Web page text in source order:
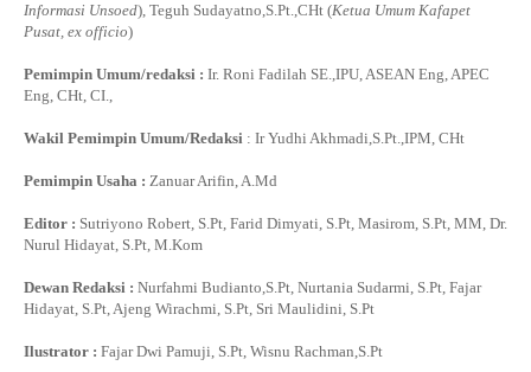
Informasi Unsoed), Teguh Sudayatno,S.Pt.,CHt (Ketua Umum Kafapet
Pusat, ex officio)
Pemimpin Umum/redaksi : Ir. Roni Fadilah SE.,IPU, ASEAN Eng, APEC
Eng, CHt, CI.,
Wakil Pemimpin Umum/Redaksi : Ir Yudhi Akhmadi,S.Pt.,IPM, CHt
Pemimpin Usaha : Zanuar Arifin, A.Md
Editor : Sutriyono Robert, S.Pt, Farid Dimyati, S.Pt, Masirom, S.Pt, MM, Dr.
Nurul Hidayat, S.Pt, M.Kom
Dewan Redaksi : Nurfahmi Budianto,S.Pt, Nurtania Sudarmi, S.Pt, Fajar
Hidayat, S.Pt, Ajeng Wirachmi, S.Pt, Sri Maulidini, S.Pt
Ilustrator : Fajar Dwi Pamuji, S.Pt, Wisnu Rachman,S.Pt